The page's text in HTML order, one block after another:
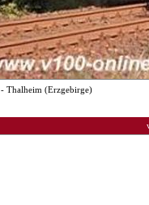
- Thalheim (Erzgebirge)